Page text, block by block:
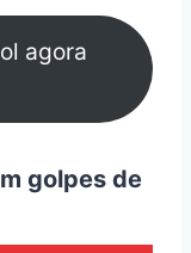
agora
golpes de